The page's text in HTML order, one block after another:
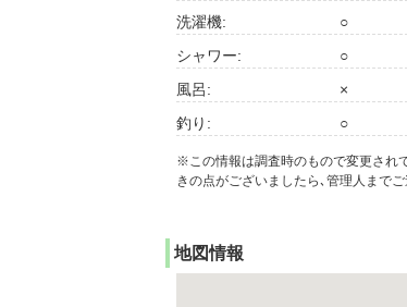
洗濯機:
○
シャワー:
○
風呂:
×
釣り:
○
※この情報は調査時のもので変更され
きの点がございましたら､管理人まで
地図情報